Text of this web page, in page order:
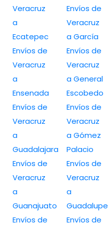
Veracruz
a
Ecatepec
Envíos de
Veracruz
a
Ensenada
Envíos de
Veracruz
a
Guadalajara
Envíos de
Veracruz
a
Guanajuato
Envíos de
Envíos de
Veracruz
a García
Envíos de
Veracruz
a General
Escobedo
Envíos de
Veracruz
a Gómez
Palacio
Envíos de
Veracruz
a
Guadalupe
Envíos de